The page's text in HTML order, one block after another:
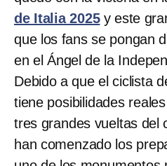
de Italia 2025y este
que los fans se pongan
en el Ángel de la
Debido a que el ciclista
tiene posibilidades
tres grandes vueltas del
han comenzado los